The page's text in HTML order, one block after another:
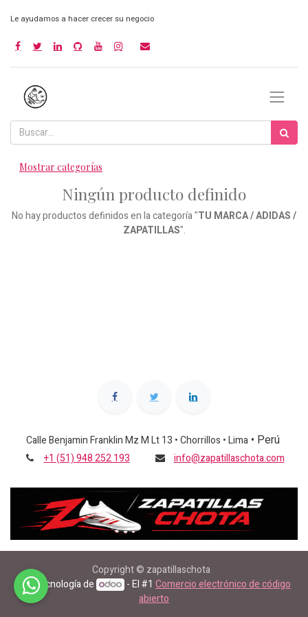
Le ayudamos a hacer crecer su negocio
Mostrar categorías
Ningún producto definido
No hay productos definidos en la categoría "TU MARCA / ADIDAS /
ZAPATILLAS".
Calle Benjamin Franklin Mz M Lt 13 • Chorrillos • Lima • Perú
+1 (51) 948 252 193 info@zapatillaschota.com
Copyright © zapatillaschota
Con tecnología de
- El #1 Comercio electrónico de código
abierto